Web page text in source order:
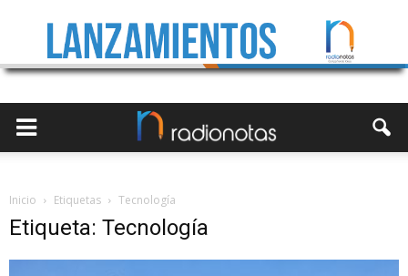
Inicio Etiquetas Tecnología
Etiqueta: Tecnología